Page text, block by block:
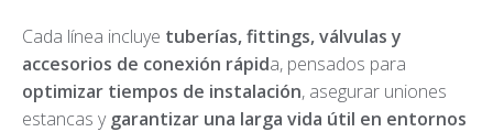
Cada línea incluye tuberías, fittings, válvulas y
accesorios de conexión rápida, pensados para
optimizar tiempos de instalación, asegurar uniones
estancas y garantizar una larga vida útil en entornos